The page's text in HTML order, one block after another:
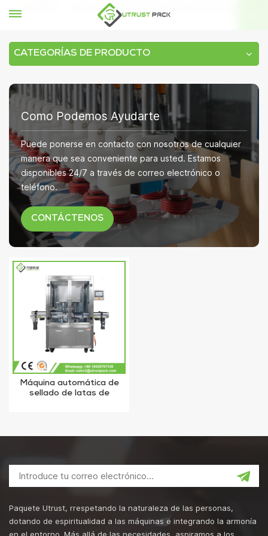
Máquina de sellado de lata de nitrógeno al vacío
CATEGORÍAS DE PRODUCTO
Como Podemos Ayudarte
Puede ponerse en contacto con nosotros de cualquier
manera que sea conveniente para usted. Estamos
disponibles 24/7 a través de correo electrónico o
teléfono.
CONTÁCTENOS
Máquina automática de
sellado de latas de
Paquete Utrust, rrespetando la naturaleza de las personas,
dotando de espiritualidad a las máquinas e integrando la armonía
en el entorno. Más allá de las necesidades, aspiramos a los